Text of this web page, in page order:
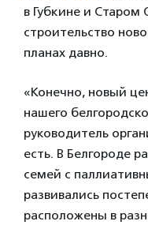
в Губкине и Старом
строительство
планах давно.
«Конечно, новый
нашего
руководитель
есть. В Белгороде
семей с
развивались
расположены в